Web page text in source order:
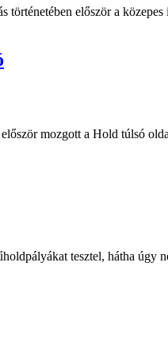
először a
mozgott a Hold túlsó
tesztel, hátha úgy